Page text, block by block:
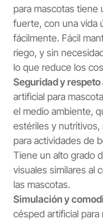
para mascotas tiene
fuerte, con una vida
fácilmente. Fácil
riego, y sin
lo que reduce los
Seguridad y
artificial para
el medio ambiente,
estériles y
para actividades de
Tiene un alto grado
visuales similares al
las mascotas.
Simulación y
césped artificial